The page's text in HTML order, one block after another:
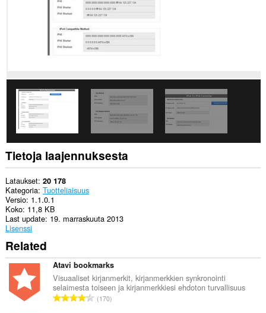
client-
data.
Tietoja laajennuksesta
Lataukset 20 178
Kategoria Tuotteliaisuus
Versio 1.1.0.1
Koko 11,8 KB
Last update 19. marraskuuta 2013
Lisenssi
Related
Atavi bookmarks
Visuaaliset kirjanmerkit, kirjanmerkkien synkronointi
selaimesta toiseen ja kirjanmerkkiesi ehdoton turvallisuus
A170